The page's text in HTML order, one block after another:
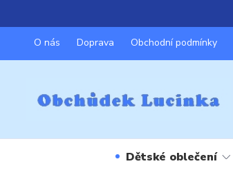
O nás Doprava Obchodní podmínky
Dětské oblečení